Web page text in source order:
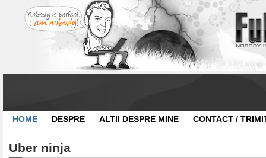
HOME DESPRE ALTII DESPRE MINE CONTACT /
Uber ninja